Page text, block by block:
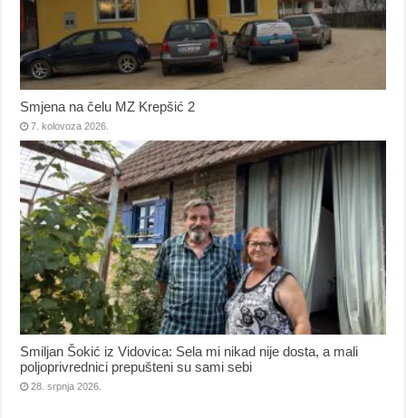
Smjena na čelu MZ Krepšić 2
7. kolovoza 2026.
Smiljan Šokić iz Vidovica: Sela mi nikad nije dosta, a mali
poljoprivrednici prepušteni su sami sebi
28. srpnja 2026.